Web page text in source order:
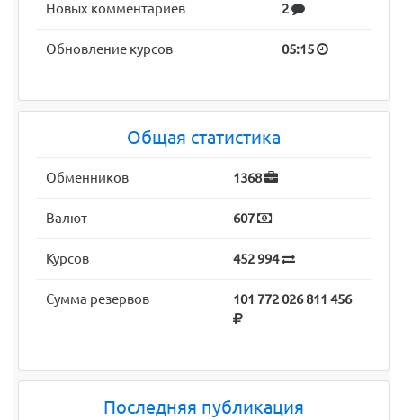
Новых комментариев 2
Обновление курсов 05:15
Общая статистика
Обменников 1368
Валют 607
Курсов 452 994
Сумма резервов 101 772 026 811 456
Последняя публикация